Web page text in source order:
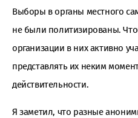
Выборы в органы местного
не были политизированы.
организации в них активно
представлять их неким
действительности.
Я заметил, что разные